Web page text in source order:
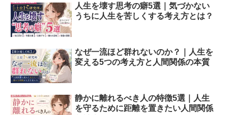
人生を壊す思考の癖5選｜気づかない
うちに人生を苦しくする考え方とは？
なぜ一流ほど群れないのか？｜人生を
変える5つの考え方と人間関係の本質
静かに離れるべき人の特徴5選｜人生
を守るために距離を置きたい人間関係